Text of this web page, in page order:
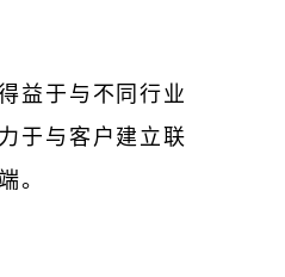
益于与不同行业
于与客户建立联
。